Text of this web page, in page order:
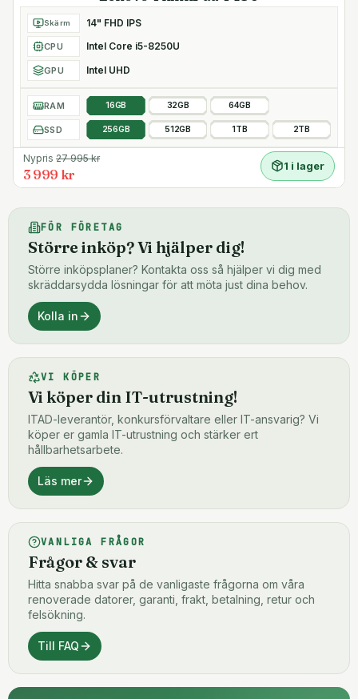
Skärm 14" FHD IPS
CPU Intel Core i5-8250U
GPU Intel UHD
RAM 16GB 32GB 64GB
SSD 256GB 512GB 1TB 2TB
Nypris 27 995kr
3 999 kr
1 i lager
FÖR FÖRETAG
Större inköp? Vi hjälper dig!
Större inköpsplaner? Kontakta oss så hjälper vi dig med
skräddarsydda lösningar för att möta just dina behov.
Kolla in
VI KÖPER
Vi köper din IT-utrustning!
ITAD-leverantör, konkursförvaltare eller IT-ansvarig? Vi
köper er gamla IT-utrustning och stärker ert
hållbarhetsarbete.
Läs mer
VANLIGA FRÅGOR
Frågor & svar
Hitta snabba svar på de vanligaste frågorna om våra
renoverade datorer, garanti, frakt, betalning, retur och
felsökning.
Till FAQ